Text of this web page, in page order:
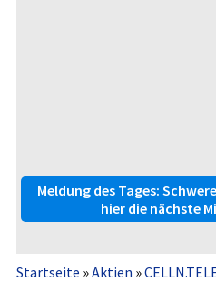
Meldung des Tages:
hier die nächste
Startseite »Aktien »